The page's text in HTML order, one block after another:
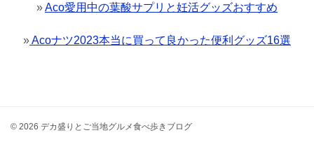
»Aco愛用中の葉酸サプリと妊活グッズおすすめ
»Acoナツ2023本当に買って良かった便利グッズ16選
© 2026 デカ盛りとご当地グルメ食べ歩きブログ